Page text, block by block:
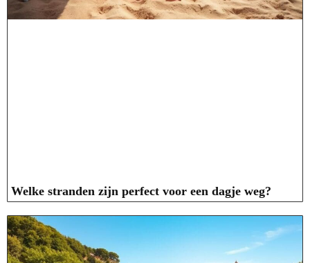
Welke stranden zijn perfect voor een dagje weg?